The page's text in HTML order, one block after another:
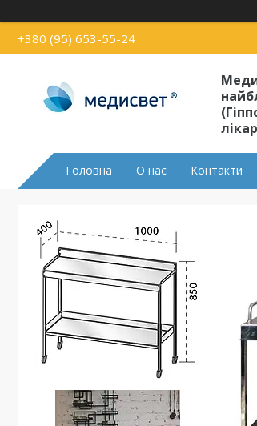
+380 (95) 653-55-24
Головна О нас Контакти